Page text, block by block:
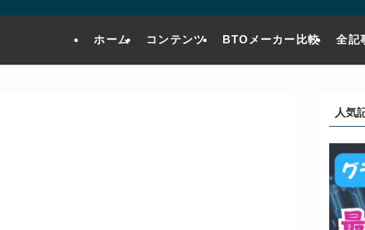
ホーム コンテンツ BTOメーカー比較 全記
人気